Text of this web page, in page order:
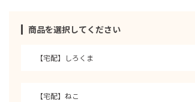
商品を選択してください
【宅配】しろくま
【宅配】ねこ